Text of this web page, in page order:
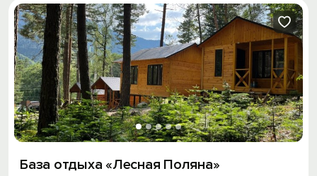
База отдыха «Лесная Поляна»